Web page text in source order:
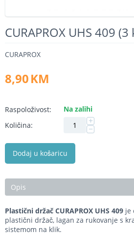
CURAPROX UHS 409
CURAPROX
8,90KM
Raspoloživost:
Na zalihi
Količina:
+
−
Dodaj u košaricu
Opis
Plastični držač CURAPROX UHS 409 je
plastični držač, lagan za rukovanje s
sistemom na klik.